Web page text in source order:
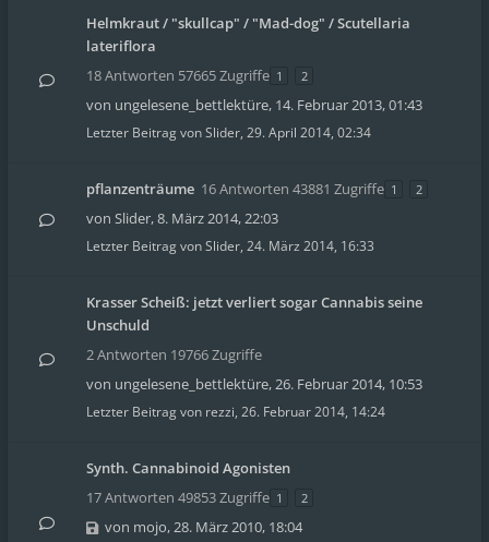
Helmkraut / "skullcap" / "Mad-dog" / Scutellaria
lateriflora
18 Antworten 57665 Zugriffe 1 2
von ungelesene_bettlektüre, 14. Februar 2013, 01:43
Letzter Beitrag vonSlider, 29. April 2014, 02:34
pflanzenträume 16 Antworten 43881 Zugriffe 1 2
von Slider,8. März 2014, 22:03
Letzter Beitrag vonSlider, 24. März 2014, 16:33
Krasser Scheiß: jetzt verliert sogar Cannabis seine
Unschuld
2 Antworten 19766 Zugriffe
von ungelesene_bettlektüre,26. Februar 2014, 10:53
Letzter Beitrag von rezzi, 26. Februar 2014, 14:24
Synth. Cannabinoid Agonisten
17 Antworten 49853 Zugriffe 1 2
von mojo,28. März 2010, 18:04